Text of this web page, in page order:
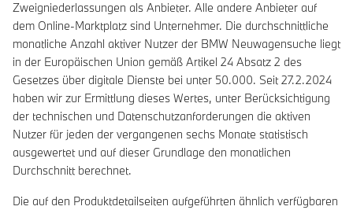
Zweigniederlassungen als Anbieter. Alle andere Anbieter auf
dem Online-Marktplatz sind Unternehmer. Die durchschnittliche
monatliche Anzahl aktiver Nutzer der BMW Neuwagensuche liegt
in der Europäischen Union gemäß Artikel 24 Absatz 2 des
Gesetzes über digitale Dienste bei unter 50.000. Seit 27.2.2024
haben wir zur Ermittlung dieses Wertes, unter Berücksichtigung
der technischen und Datenschutzanforderungen die aktiven
Nutzer für jeden der vergangenen sechs Monate statistisch
ausgewertet und auf dieser Grundlage den monatlichen
Durchschnitt berechnet.
Die auf den Produktdetailseiten aufgeführten ähnlich verfügbaren